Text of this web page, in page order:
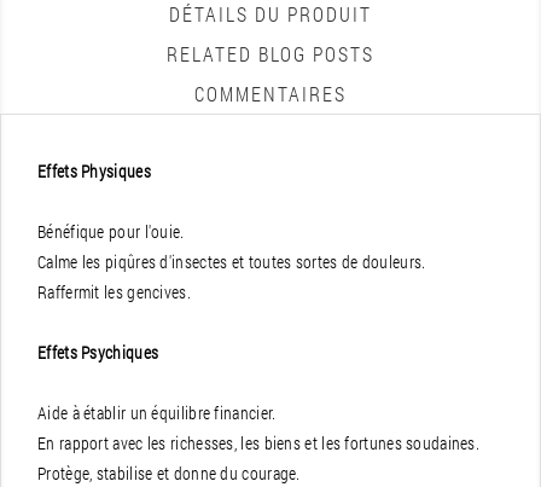
DÉTAILS DU PRODUIT
RELATED BLOG POSTS
COMMENTAIRES
Effets Physiques
Bénéfique pour l'ouie.
Calme les piqûres d'insectes et toutes sortes de douleurs.
Raffermit les gencives.
Effets Psychiques
Aide à établir un équilibre financier.
En rapport avec les richesses, les biens et les fortunes soudaines.
Protège, stabilise et donne du courage.